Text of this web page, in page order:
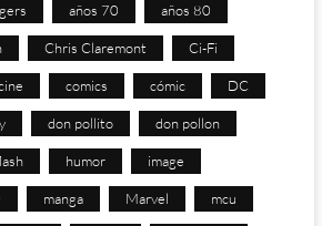
años 70 años 80
Chris Claremont Ci-Fi
comics cómic DC
don pollito don pollon
humor image
manga Marvel mcu